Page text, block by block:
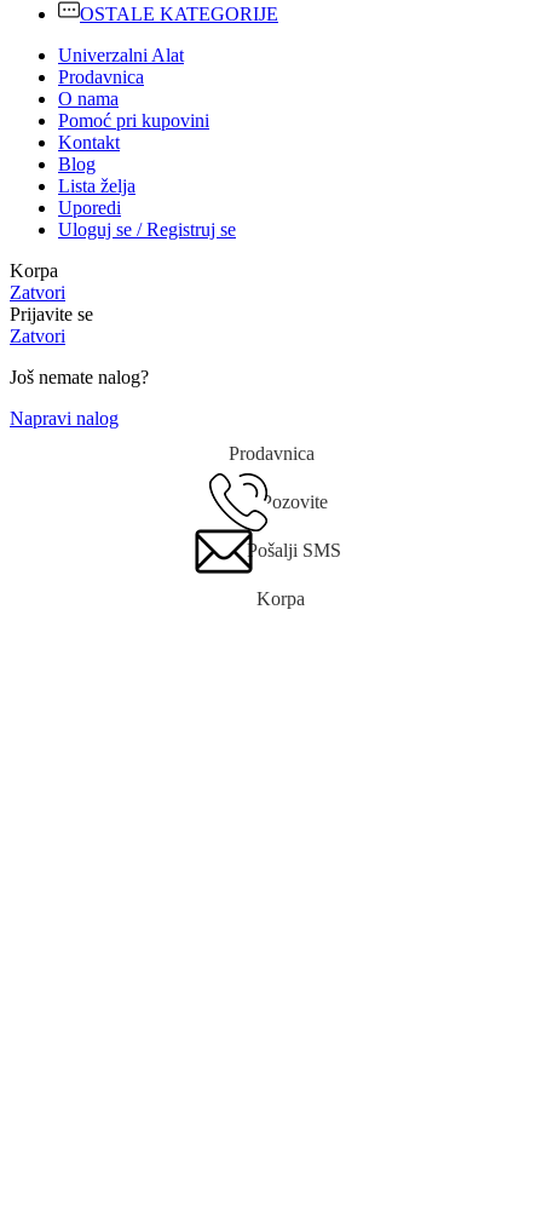
OSTALE KATEGORIJE
Univerzalni Alat
Prodavnica
O nama
Pomoć pri kupovini
Kontakt
Blog
Lista želja
Uporedi
Uloguj se / Registruj se
Korpa
Zatvori
Prijavite se
Zatvori
Još nemate nalog?
Napravi nalog
Prodavnica
Pozovite
Pošalji SMS
Korpa